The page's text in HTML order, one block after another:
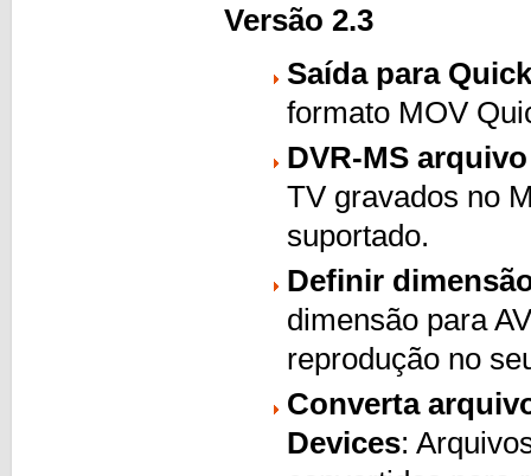
Versão 2.3
Saída para
formato MOV
DVR-MS
TV gravados no
suportado.
Definir
dimensão para
reprodução no
Converta
Devices: